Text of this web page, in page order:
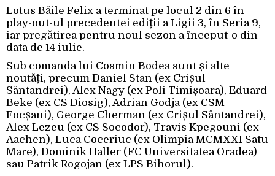
Lotus Băile Felix a terminat pe locul 2 din 6 în
play-out-ul precedentei ediții a Ligii 3, în Seria 9,
iar pregătirea pentru noul sezon a început-o din
data de 14 iulie.
Sub comanda lui Cosmin Bodea sunt și alte
noutăți, precum Daniel Stan (ex Crișul
Sântandrei), Alex Nagy (ex Poli Timișoara), Eduard
Beke (ex CS Diosig), Adrian Godja (ex CSM
Focșani), George Cherman (ex Crișul Sântandrei),
Alex Lezeu (ex CS Socodor), Travis Kpegouni (ex
Aachen), Luca Coceriuc (ex Olimpia MCMXXI Satu
Mare), Dominik Haller (FC Universitatea Oradea)
sau Patrik Rogojan (ex LPS Bihorul).